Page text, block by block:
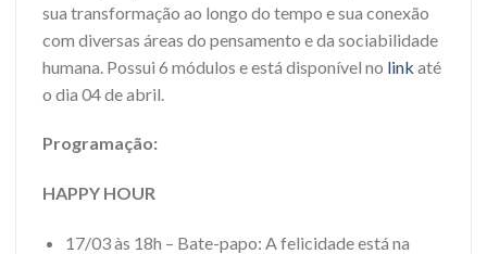
sua transformação ao longo do tempo e sua conexão
com diversas áreas do pensamento e da sociabilidade
humana. Possui 6 módulos e está disponível no link até
o dia 04 de abril.
Programação:
HAPPY HOUR
17/03 às 18h – Bate-papo: A felicidade está na